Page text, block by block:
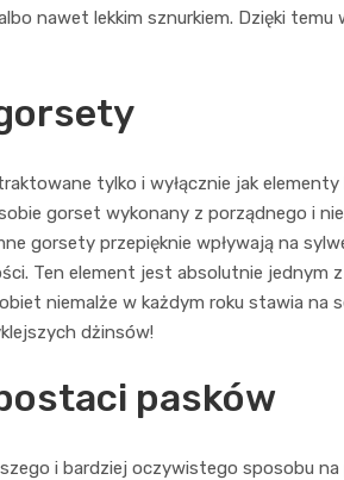
nawet lekkim sznurkiem. Dzięki
tylko i wyłącznie jak
gorset wykonany z porządnego i
gorsety przepięknie wpływają na
Ten element jest absolutnie jednym
niemalże w każdym roku stawia na
dżinsów!
pasków
i bardziej oczywistego sposobu